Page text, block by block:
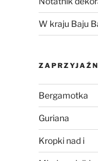
W kraju Baju
Bergamotka
Guriana
Kropki nad i